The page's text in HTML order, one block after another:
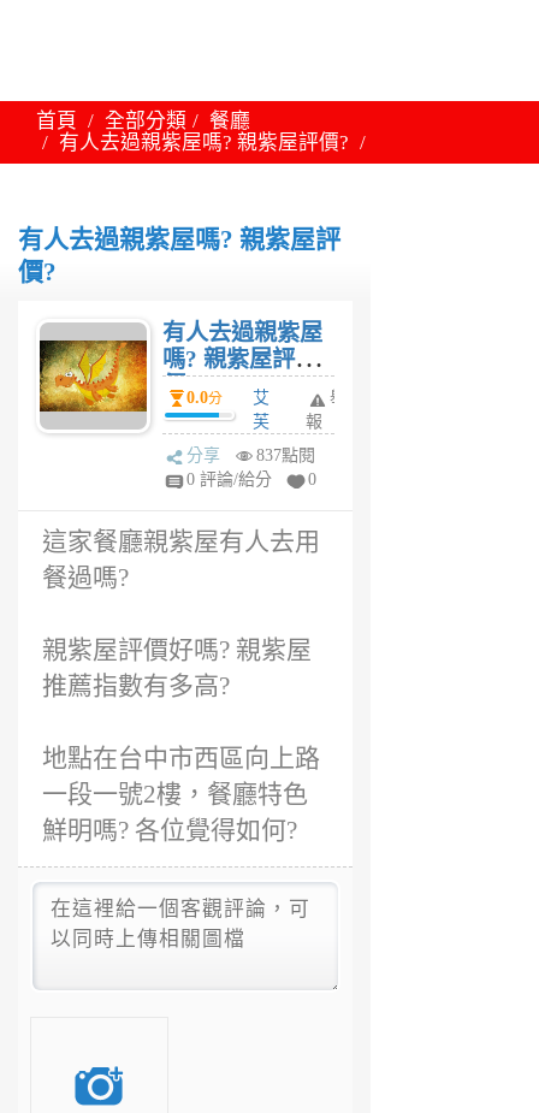
首頁 全部分類
餐廳
有人去過親紫屋嗎? 親紫屋評價?
有人去過親紫屋嗎? 親紫屋評
價?
有人去過親紫屋
嗎? 親紫屋評
價?0.0分
艾
芙
琳
6
舉
報
分享
837點閱
0 評論/給分
0
這家餐廳親紫屋有人去用
餐過嗎?
親紫屋評價好嗎? 親紫屋
推薦指數有多高?
地點在台中市西區向上路
一段一號2樓，餐廳特色
鮮明嗎? 各位覺得如何?